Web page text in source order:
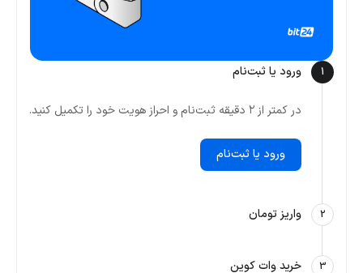
1 ورود یا ثبت‌نام
در کمتر از ۲ دقیقه ثبت‌نام و احراز هویت خود را تکمیل کنید.
ورود یا ثبت‌نام
2 واریز تومان
3 خرید وات کوین